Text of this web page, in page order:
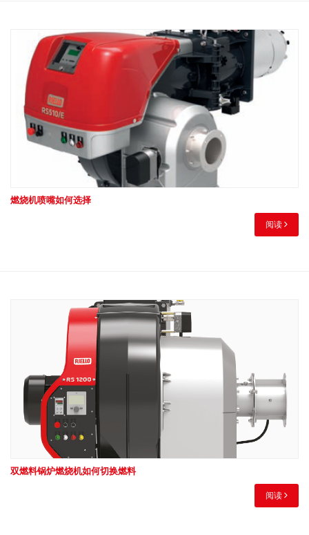
燃烧机喷嘴如何选择
阅读
双燃料锅炉燃烧机如何切换燃料
阅读